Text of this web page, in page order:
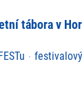
tábora v